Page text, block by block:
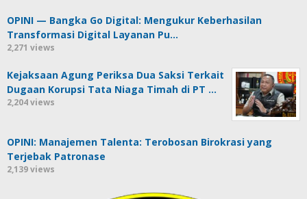
OPINI — Bangka Go Digital: Mengukur Keberhasilan
Transformasi Digital Layanan Pu…
2,271 views
Kejaksaan Agung Periksa Dua Saksi Terkait
Dugaan Korupsi Tata Niaga Timah di PT …
2,204 views
OPINI: Manajemen Talenta: Terobosan Birokrasi yang
Terjebak Patronase
2,139 views